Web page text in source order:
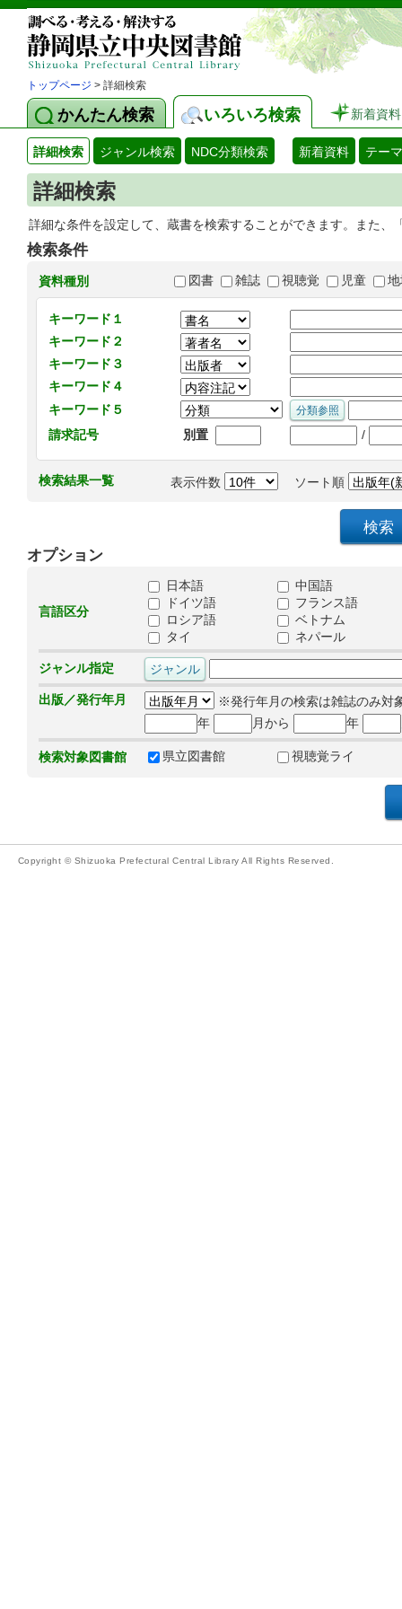
トップページ > 詳細検索
かんたん検索 いろいろ検索 新着資料
詳細検索 ジャンル検索 NDC分類検索 新着資料 テー
詳細検索
詳細な条件を設定して、蔵書を検索することができます。また
検索条件
資料種別 図書 雑誌 視聴覚 児童
キーワード１
キーワード２
キーワード３
キーワード４
キーワード５
請求記号
別置 /
検索結果一覧 表示件数 ソート順
オプション
言語区分
日本語
中国語
ドイツ語
フランス語
ロシア語
ベトナム
タイ
ネパール
ジャンル指定
出版／発行年月
※発行年月の検索は雑誌のみ対
年
月から 年
検索対象図書館 県立図書館 視聴覚ライ
Copyright © Shizuoka Prefectural Central Library All Rights Reserved.